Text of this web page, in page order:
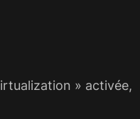
» activée,